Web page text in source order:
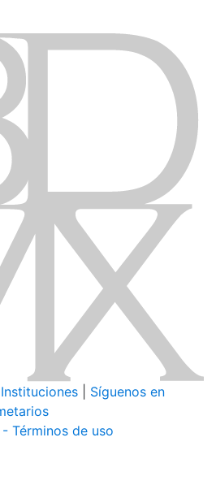
Instituciones
Síguenos en
Términos de uso